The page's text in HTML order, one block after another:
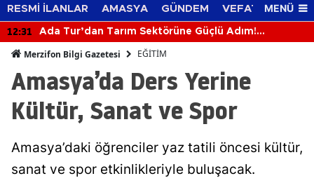
RESMİ İLANLAR AMASYA GÜNDEM VEFAT EDENLER
MENÜ
12:31
Ada Tur’dan Tarım Sektörüne Güçlü Adım!
Merzifon Bilgi Gazetesi EĞİTİM
Amasya’da Ders Yerine
Kültür, Sanat ve Spor
Amasya’daki öğrenciler yaz tatili öncesi kültür,
sanat ve spor etkinlikleriyle buluşacak.